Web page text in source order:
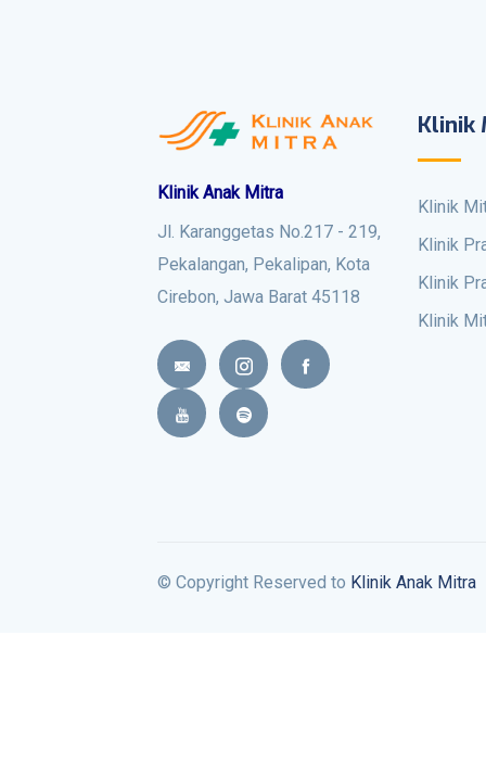
Klinik Anak Mitra
Jl. Karanggetas No.217 - 219,
Pekalangan, Pekalipan, Kota
Cirebon, Jawa Barat 45118
Klinik
Klinik
Klinik
Klinik
Klinik
© Copyright Reserved to Klinik Anak Mitra